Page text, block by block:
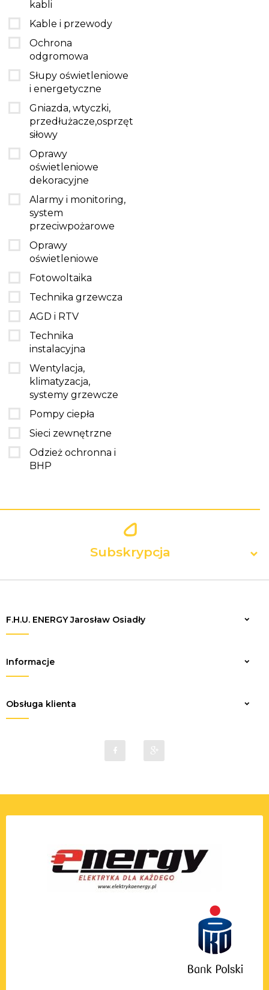
kabli
Kable i przewody
Ochrona
odgromowa
Słupy oświetleniowe
i energetyczne
Gniazda, wtyczki,
przedłużacze,osprzęt
siłowy
Oprawy
oświetleniowe
dekoracyjne
Alarmy i monitoring,
system
przeciwpożarowe
Oprawy
oświetleniowe
Fotowoltaika
Technika grzewcza
AGD i RTV
Technika
instalacyjna
Wentylacja,
klimatyzacja,
systemy grzewcze
Pompy ciepła
Sieci zewnętrzne
Odzież ochronna i
BHP
Subskrypcja
Zapisz
F.H.U. ENERGY Jarosław Osiadły
sklep@elektrykaenergy.pl
Informacje
Obsługa klienta